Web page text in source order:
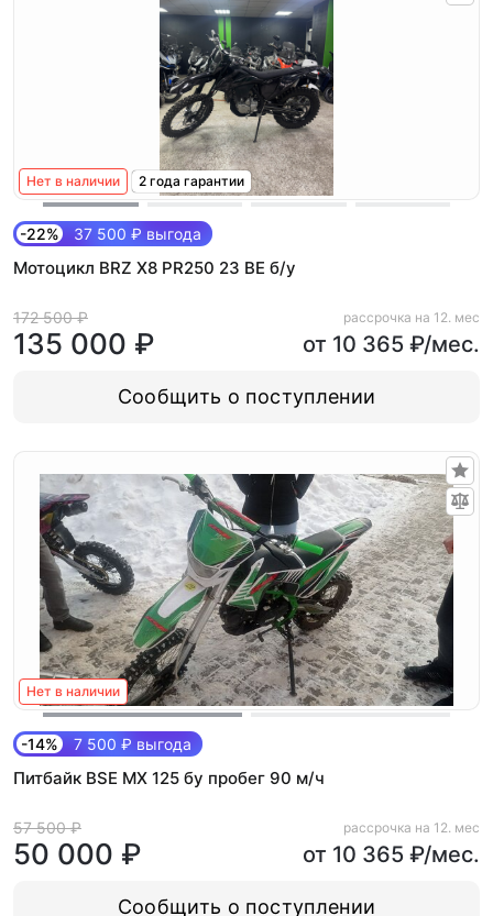
Нет в наличии 2 года гарантии
-22% 37 500 ₽ выгода
Мотоцикл BRZ X8 PR250 23 BE б/у
172 500 ₽
135 000 ₽
рассрочка на 12. мес
от 10 365 ₽/мес.
Сообщить о поступлении
Нет в наличии
-14% 7 500 ₽ выгода
Питбайк BSE MX 125 бу пробег 90 м/ч
57 500 ₽
50 000 ₽
рассрочка на 12. мес
от 10 365 ₽/мес.
Сообщить о поступлении